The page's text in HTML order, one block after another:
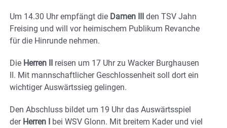
Um 14.30 Uhr empfängt die Damen III den TSV Jahn
Freising und will vor heimischem Publikum Revanche
für die Hinrunde nehmen.
Die Herren II reisen um 17 Uhr zu Wacker Burghausen
II. Mit mannschaftlicher Geschlossenheit soll dort ein
wichtiger Auswärtssieg gelingen.
Den Abschluss bildet um 19 Uhr das Auswärtsspiel
der Herren I bei WSV Glonn. Mit breitem Kader und viel